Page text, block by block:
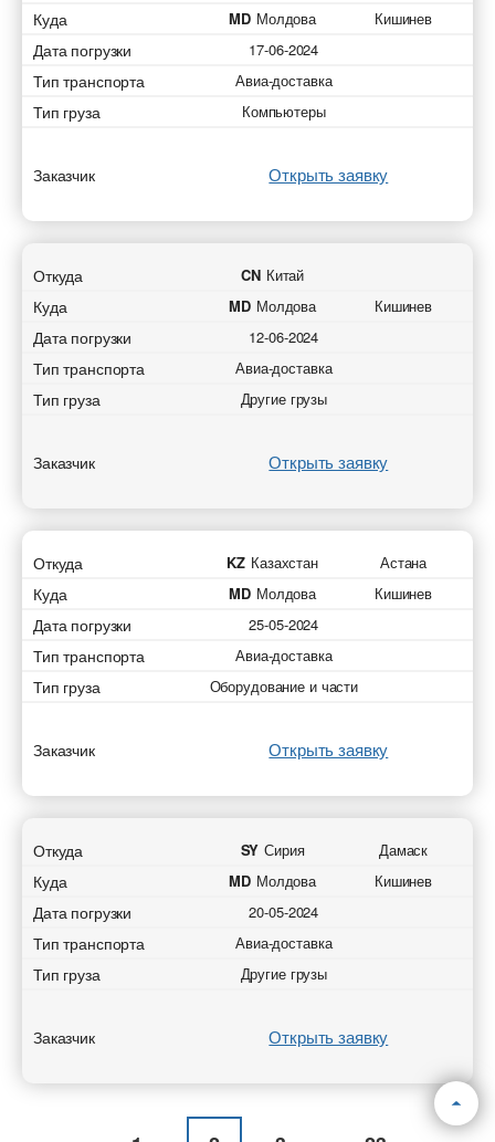
Куда MD Молдова Кишинев
Дата погрузки 17-06-2024
Тип транспорта Авиа-доставка
Тип груза Компьютеры
Заказчик Открыть заявку
Откуда CN Китай
Куда MD Молдова Кишинев
Дата погрузки 12-06-2024
Тип транспорта Авиа-доставка
Тип груза Другие грузы
Заказчик Открыть заявку
Откуда KZ Казахстан Астана
Куда MD Молдова Кишинев
Дата погрузки 25-05-2024
Тип транспорта Авиа-доставка
Тип груза Оборудование и части
Заказчик Открыть заявку
Откуда SY Сирия Дамаск
Куда MD Молдова Кишинев
Дата погрузки 20-05-2024
Тип транспорта Авиа-доставка
Тип груза Другие грузы
Заказчик Открыть заявку